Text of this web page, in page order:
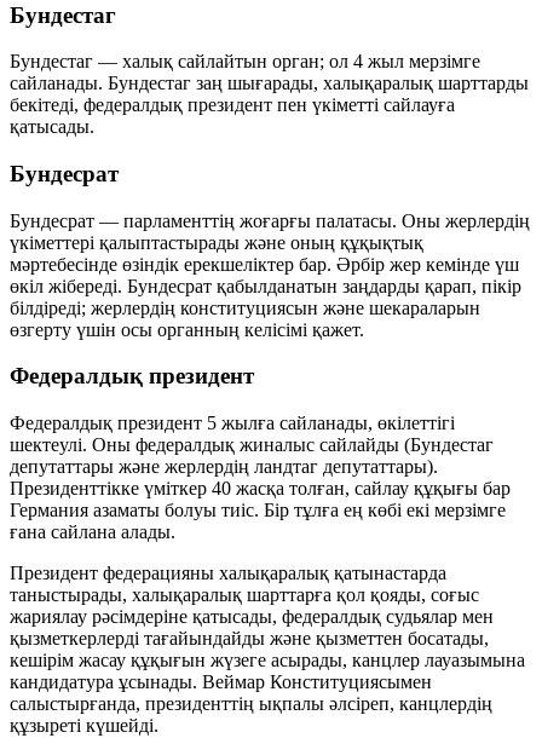
Бундестаг
Бундестаг — халық сайлайтын орган; ол 4 жыл мерзімге
сайланады. Бундестаг заң шығарады, халықаралық шарттарды
бекітеді, федералдық президент пен үкіметті сайлауға
қатысады.
Бундесрат
Бундесрат — парламенттің жоғарғы палатасы. Оны жерлердің
үкіметтері қалыптастырады және оның құқықтық
мәртебесінде өзіндік ерекшеліктер бар. Әрбір жер кемінде үш
өкіл жібереді. Бундесрат қабылданатын заңдарды қарап, пікір
білдіреді; жерлердің конституциясын және шекараларын
өзгерту үшін осы органның келісімі қажет.
Федералдық президент
Федералдық президент 5 жылға сайланады, өкілеттігі
шектеулі. Оны федералдық жиналыс сайлайды (Бундестаг
депутаттары және жерлердің ландтаг депутаттары).
Президенттікке үміткер 40 жасқа толған, сайлау құқығы бар
Германия азаматы болуы тиіс. Бір тұлға ең көбі екі мерзімге
ғана сайлана алады.
Президент федерацияны халықаралық қатынастарда
таныстырады, халықаралық шарттарға қол қояды, соғыс
жариялау рәсімдеріне қатысады, федералдық судьялар мен
қызметкерлерді тағайындайды және қызметтен босатады,
кешірім жасау құқығын жүзеге асырады, канцлер лауазымына
кандидатура ұсынады. Веймар Конституциясымен
салыстырғанда, президенттің ықпалы әлсіреп, канцлердің
құзыреті күшейді.